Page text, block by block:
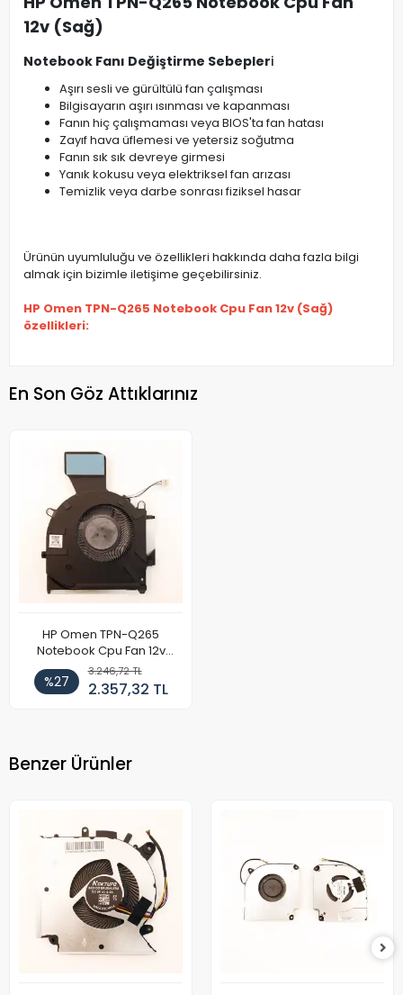
12v (Sağ)
Notebook Fanı Değiştirme Sebepleri
Aşırı sesli ve gürültülü fan çalışması
Bilgisayarın aşırı ısınması ve kapanması
Fanın hiç çalışmaması veya BIOS'ta fan hatası
Zayıf hava üflemesi ve yetersiz soğutma
Fanın sık sık devreye girmesi
Yanık kokusu veya elektriksel fan arızası
Temizlik veya darbe sonrası fiziksel hasar
Ürünün uyumluluğu ve özellikleri hakkında daha fazla bilgi
almak için bizimle iletişime geçebilirsiniz.
HP Omen TPN-Q265 Notebook Cpu Fan 12v (Sağ)
özellikleri:
En Son Göz Attıklarınız
HP Omen TPN-Q265
Notebook Cpu Fan 12v
(Sağ)
%27
3.246,72 TL
2.357,32 TL
Benzer Ürünler